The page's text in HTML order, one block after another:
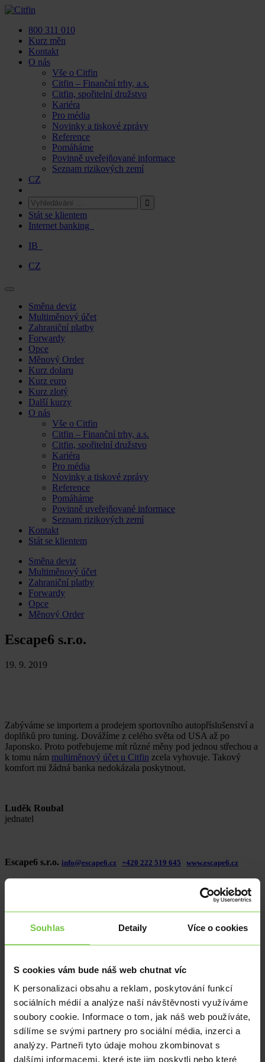
Souhlas Detaily Více o cookies
S cookies vám bude náš web chutnat víc
K personalizaci obsahu a reklam, poskytování funkcí
sociálních médií a analýze naší návštěvnosti využíváme
soubory cookie. Informace o tom, jak náš web používáte,
sdílíme se svými partnery pro sociální média, inzerci a
analýzy. Partneři tyto údaje mohou zkombinovat s
dalšími informacemi, které jste jim poskytli nebo které
Skip
content800 311 010
Kurz měn
Kontakt
O nás
Vše o Citfin
Citfin – Finanční trhy, a.s.
Citfin, spořitelní družstvo
Kariéra
Pro média
Novinky a tiskové zprávy
Reference
Pomáháme
Povinně uveřejňované informace
Seznam rizikových zemí
CZ
Stát se klientem
Internet banking
IB
CZ
Skip
content
Směna deviz
Multiměnový účet
Zahraniční platby
Forwardy
Opce
Měnový Order
Kurz dolaru
Kurz euro
Kurz zlotý
Další kurzy
O nás
Vše o Citfin
Citfin – Finanční trhy, a.s.
Citfin, spořitelní družstvo
Kariéra
Pro média
Novinky a tiskové zprávy
Reference
Pomáháme
Povinně uveřejňované informace
Seznam rizikových zemí
Kontakt
Stát se klientem
Skip
content
Směna deviz
Multiměnový účet
Zahraniční platby
Forwardy
Opce
Měnový Order
Escape6 s.r.o.
19. 9. 2019
Zabýváme se importem a prodejem sportovního autopříslušenství a
doplňků pro tuning. Dovážíme z celého světa od USA až po
Japonsko. Proto potřebujeme mít různé měny pod jednou střechou a
k tomu nám multiměnový účet u Citfin zcela vyhovuje. Takový
komfort mi žádná banka nedokázala poskytnout.
Luděk Roubal
jednatel
Escape6 s.r.o. info@escape6.cz +420 222 519 645 www.escape6.cz
Multiměnový účet EASY
Používáte ve svém podnikání více světových měn? Máte u své
měnách přesně tím, co vám významně zjednoduší a zlevní vaše
finanční operace.
Konec odděleným účtům s různými čísly a složitému převádění
zůstatků z jedné měny do druhé. Účet EASY nabízí vše pod jedním
číslem.
Není to jednoduché jen pro vás a vaši evidenci, ale také pro vaše